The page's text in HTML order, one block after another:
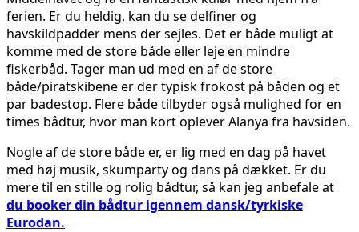
ferien. Er du heldig, kan du se delfiner og
havskildpadder mens der sejles. Det er både muligt at
komme med de store både eller leje en mindre
fiskerbåd. Tager man ud med en af de store
både/piratskibene er der typisk frokost på båden og et
par badestop. Flere både tilbyder også mulighed for en
times bådtur, hvor man kort oplever Alanya fra havsiden.
Nogle af de store både er, er lig med en dag på havet
med høj musik, skumparty og dans på dækket. Er du
mere til en stille og rolig bådtur, så kan jeg anbefale at
du booker din bådtur igennem dansk/tyrkiske
Eurodan.